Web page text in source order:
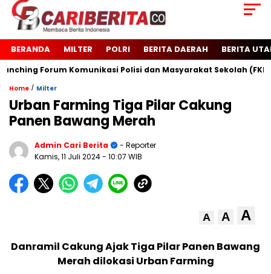
BERANDA MILTER POLRI BERITA DAERAH BERITA
Forum Komunikasi Polisi dan Masyarakat Sekolah (FKPMS)
Home / Milter
Urban Farming Tiga Pilar Cakung
Panen Bawang Merah
Admin Cari Berita
- Reporter
Kamis, 11 Juli 2024- 10:07 WIB
A A A
Danramil Cakung Ajak Tiga Pilar Panen Bawang
Merah dilokasi Urban Farming